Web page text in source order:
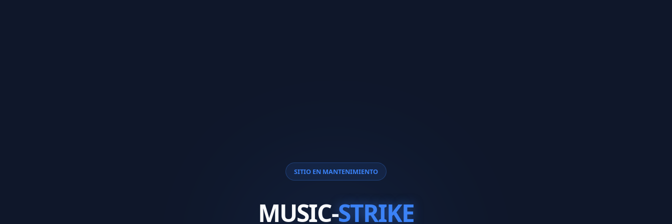
SITIO EN MANTENIMIENTO
MUSIC-STRIKE